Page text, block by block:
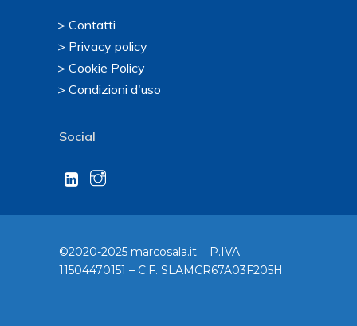
> Contatti
> Privacy policy
> Cookie Policy
> Condizioni d'uso
Social
©2020-2025 marcosala.it P.IVA
11504470151 – C.F. SLAMCR67A03F205H